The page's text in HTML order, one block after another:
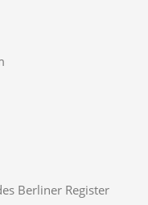
Berliner Register